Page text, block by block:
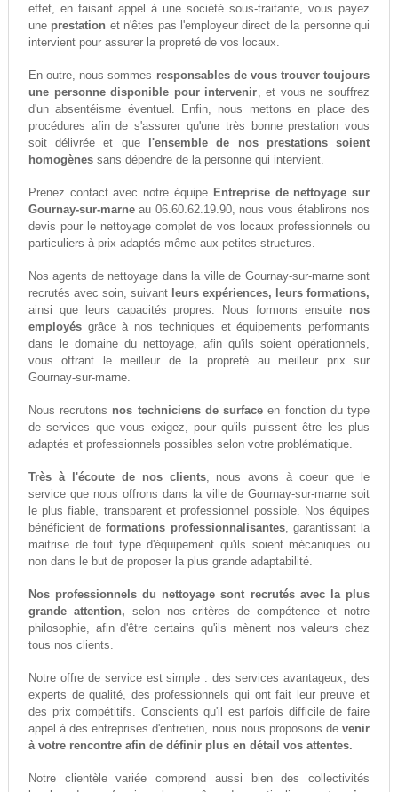
effet, en faisant appel à une société sous-traitante, vous payez
une prestation et n'êtes pas l'employeur direct de la personne qui
intervient pour assurer la propreté de vos locaux.
En outre, nous sommes responsables de vous trouver toujours
une personne disponible pour intervenir, et vous ne souffrez
d'un absentéisme éventuel. Enfin, nous mettons en place des
procédures afin de s'assurer qu'une très bonne prestation vous
soit délivrée et que
l'ensemble de nos prestations soient
homogènessans dépendre de la personne qui intervient.
Prenez contact avec notre équipe Entreprise de nettoyage sur
Gournay-sur-marneau 06.60.62.19.90, nous vous établirons nos
devis pour le nettoyage complet de vos locaux professionnels ou
particuliers à prix adaptés même aux petites structures.
Nos agents de nettoyage dans la ville de Gournay-sur-marne sont
recrutés avec soin, suivant leurs expériences, leurs formations,
ainsi que leurs capacités propres. Nous formons ensuite nos
employésgrâce à nos techniques et équipements performants
dans le domaine du nettoyage, afin qu'ils soient opérationnels,
vous offrant le meilleur de la propreté au meilleur prix sur
Gournay-sur-marne.
Nous recrutons nos techniciens de surface en fonction du type
de services que vous exigez, pour qu'ils puissent être les plus
adaptés et professionnels possibles selon votre problématique.
Très à l'écoute de nos clients, nous avons à coeur que le
service que nous offrons dans la ville de Gournay-sur-marne soit
le plus fiable, transparent et professionnel possible. Nos équipes
bénéficient deformations professionnalisantes, garantissant la
maitrise de tout type d'équipement qu'ils soient mécaniques ou
non dans le but de proposer la plus grande adaptabilité.
Nos professionnels du nettoyage sont recrutés avec la plus
grande attention, selon nos critères de compétence et notre
philosophie, afin d'être certains qu'ils mènent nos valeurs chez
tous nos clients.
Notre offre de service est simple : des services avantageux, des
experts de qualité, des professionnels qui ont fait leur preuve et
des prix compétitifs. Conscients qu'il est parfois difficile de faire
appel à des entreprises d'entretien, nous nous proposons devenir
à votre rencontre afin de définir plus en détail vos attentes.
Notre clientèle variée comprend aussi bien des collectivités